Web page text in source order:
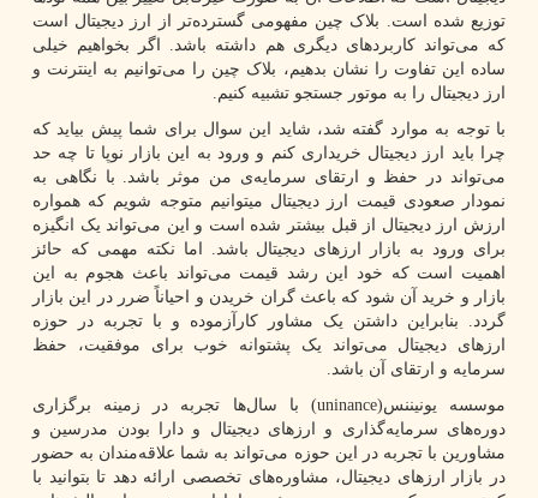
توزیع شده است. بلاک چین مفهومی گسترده‌تر از ارز دیجیتال است
که می‌تواند کاربردهای دیگری هم داشته باشد. اگر بخواهیم خیلی
ساده این تفاوت را نشان بدهیم، بلاک چین را می‌توانیم به اینترنت و
ارز دیجیتال را به موتور جستجو تشبیه کنیم.
با توجه به موارد گفته شد، شاید این سوال برای شما پیش بیاید که
چرا باید ارز دیجیتال خریداری کنم و ورود به این بازار نوپا تا چه حد
می‌تواند در حفظ و ارتقای سرمایه‌ی من موثر باشد. با نگاهی به
نمودار صعودی قیمت ارز دیجیتال میتوانیم متوجه شویم که همواره
ارزش ارز دیجیتال از قبل بیشتر شده است و این می‌تواند یک انگیزه
برای ورود به بازار ارزهای دیجیتال باشد. اما نکته مهمی ‌که حائز
اهمیت است که خود این رشد قیمت می‌تواند باعث هجوم به این
بازار و خرید آن شود که باعث گران خریدن و احیاناً ضرر در این بازار
گردد. بنابراین داشتن یک مشاور کارآزموده و با تجربه در حوزه
ارزهای دیجیتال می‌تواند یک پشتوانه خوب برای موفقیت، حفظ
سرمایه و ارتقای آن باشد.
موسسه یونیننس(uninance) با سال‌ها تجربه در زمینه برگزاری
دوره‌های سرمایه‌گذاری و ارزهای دیجیتال و دارا بودن مدرسین و
مشاورین با تجربه در این حوزه می‌تواند به شما علاقه‌مندان به حضور
در بازار ارزهای دیجیتال، مشاوره‌های تخصصی ارائه دهد تا بتوانید با